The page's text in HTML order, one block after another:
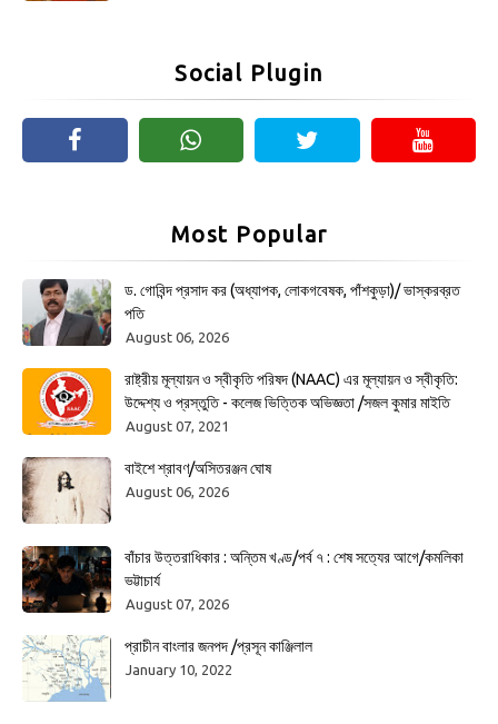
Social Plugin
Most Popular
ড. গোবিন্দ প্রসাদ কর (অধ্যাপক, লোকগবেষক, পাঁশকুড়া)/ ভাস্করব্রত
পতি
August 06, 2026
রাষ্ট্রীয় মূল্যায়ন ও স্বীকৃতি পরিষদ (NAAC) এর মূল্যায়ন ও স্বীকৃতি:
উদ্দেশ্য ও প্রস্তুতি - কলেজ ভিত্তিক অভিজ্ঞতা /সজল কুমার মাইতি
August 07, 2021
বাইশে শ্রাবণ/অসিতরঞ্জন ঘোষ
August 06, 2026
বাঁচার উত্তরাধিকার : অন্তিম খণ্ড/পর্ব ৭ : শেষ সত্যের আগে/কমলিকা
ভট্টাচার্য
August 07, 2026
প্রাচীন বাংলার জনপদ /প্রসূন কাঞ্জিলাল
January 10, 2022